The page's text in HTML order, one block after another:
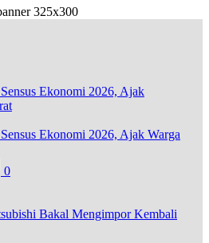
Ekonomi 2026, Ajak Warga
0
Bakal Mengimpor Kembali